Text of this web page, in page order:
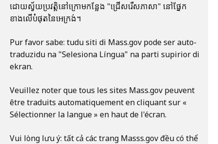
ដោយស្វ័យប្រវត្តិនៅក្រោមកន្លែង "ជ្រើសរើសភាសា" នៅផ្នែក
ខាងលើបំផុតនៃអេក្រង់។
Pur favor sabe: tudu siti di Mass.gov pode ser auto-
traduzidu na "Selesiona Língua" na parti supirior di
ekran.
Veuillez noter que tous les sites Mass.gov peuvent
être traduits automatiquement en cliquant sur «
Sélectionner la langue » en haut de l'écran.
Vui lòng lưu ý: tất cả các trang Masss.gov đều có thể